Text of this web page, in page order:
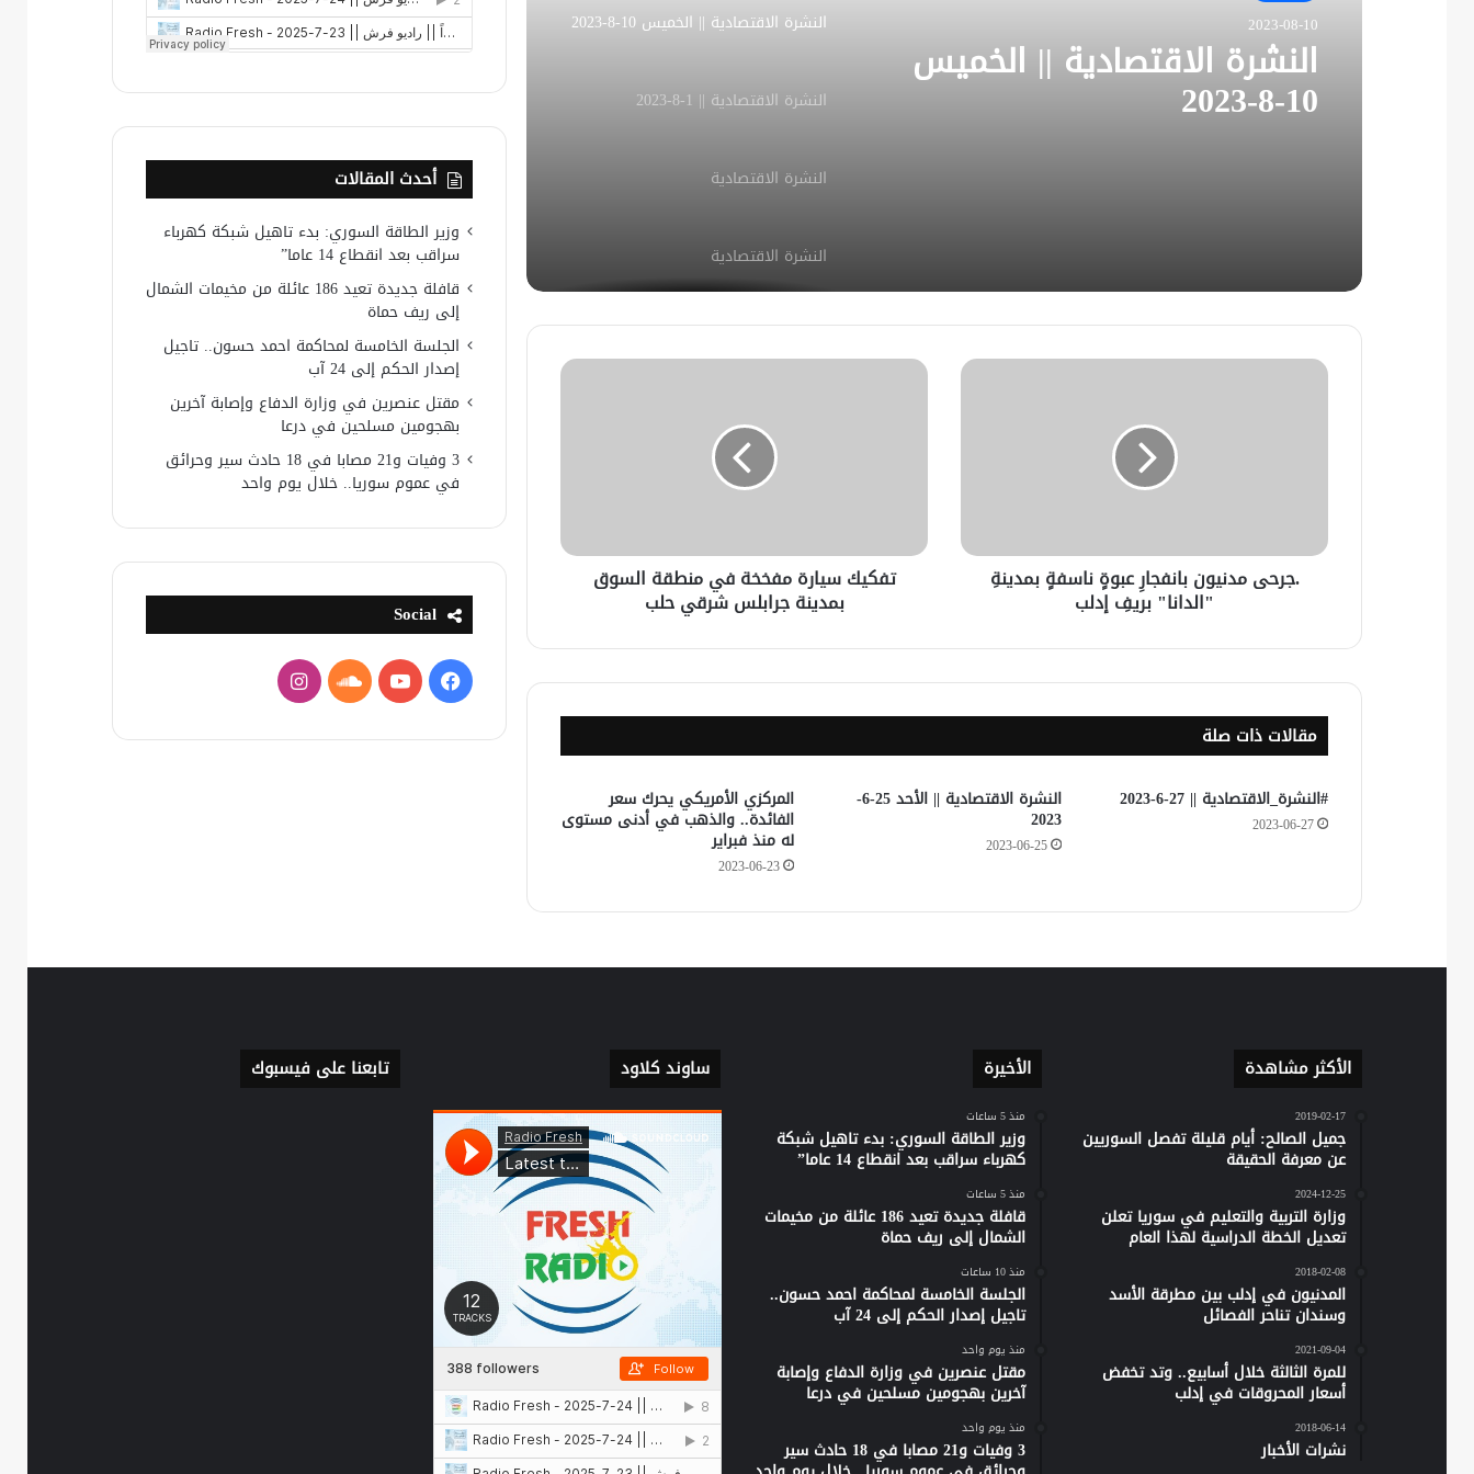
2023-08-10
النشرة الاقتصادية || الخميس
10-8-2023
النشرة الاقتصادية || الخميس 10-8-2023
النشرة الاقتصادية || 1-8-2023
النشرة الاقتصادية
النشرة الاقتصادية
النشرة_الاقتصادية || 4-7-2023
النشرة الاقتصادية
النشرة الاقتصادية || 30-8-2023
النشرة الاقتصادية || الخميس 24-8-2023
النشرة الاقتصادية || الخميس 17-8-2023
.جرحى مدنيون بانفجارِ عبوةٍ ناسفةٍ بمدينةِ
"الدانا" بريفِ إدلب
تفكيك سيارة مفخخة في منطقة السوق
بمدينة جرابلس شرقي حلب
مقالات ذات صلة
#النشرة_الاقتصادية || 27-6-2023
2023-06-27
النشرة الاقتصادية || الأحد 25-6-
2023
2023-06-25
المركزي الأمريكي يحرك سعر
الفائدة.. والذهب في أدنى مستوى
له منذ فبراير
2023-06-23
أحدث المقالات
وزير الطاقة السوري: بدء تاهيل شبكة كهرباء
سراقب بعد انقطاع 14 عاما”
قافلة جديدة تعيد 186 عائلة من مخيمات الشمال
إلى ريف حماة
الجلسة الخامسة لمحاكمة احمد حسون.. تاجيل
إصدار الحكم إلى 24 آب
مقتل عنصرين في وزارة الدفاع وإصابة آخرين
بهجومين مسلحين في درعا
3 وفيات و21 مصابا في 18 حادث سير وحرائق
في عموم سوريا.. خلال يوم واحد
Social
فيسبوكيوتيوبساوندانستقرام
الأكثر مشاهدة
2019-02-17
جميل الصالح: أيام قليلة تفصل السوريين
عن معرفة الحقيقة
2024-12-25
وزارة التربية والتعليم في سوريا تعلن
تعديل الخطة الدراسية لهذا العام
2018-02-08
المدنيون في إدلب بين مطرقة الأسد
وسندان تناحر الفصائل
2021-09-04
للمرة الثالثة خلال أسابيع.. وتد تخفض
أسعار المحروقات في إدلب
2018-06-14
نشرات الأخبار
الأخيرة
منذ 5 ساعات
وزير الطاقة السوري: بدء تاهيل شبكة
كهرباء سراقب بعد انقطاع 14 عاما”
منذ 5 ساعات
قافلة جديدة تعيد 186 عائلة من مخيمات
الشمال إلى ريف حماة
منذ 10 ساعات
الجلسة الخامسة لمحاكمة احمد حسون..
تاجيل إصدار الحكم إلى 24 آب
منذ يوم واحد
مقتل عنصرين في وزارة الدفاع وإصابة
آخرين بهجومين مسلحين في درعا
منذ يوم واحد
3 وفيات و21 مصابا في 18 حادث سير
ساوند كلاود تابعنا على فيسبوك